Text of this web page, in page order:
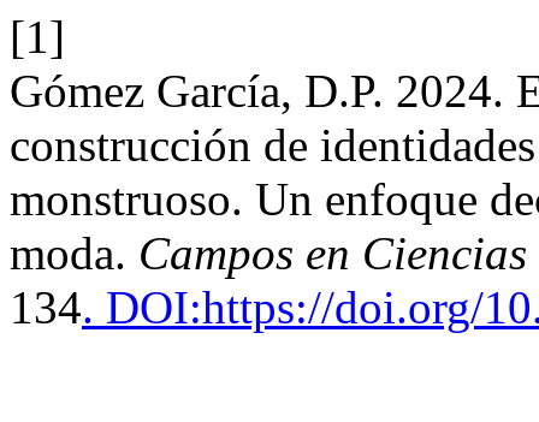
[1]
Gómez García, D.P. 2024.
construcción de
monstruoso. Un enfoque
moda. Campos en
134. DOI:https://doi.org/